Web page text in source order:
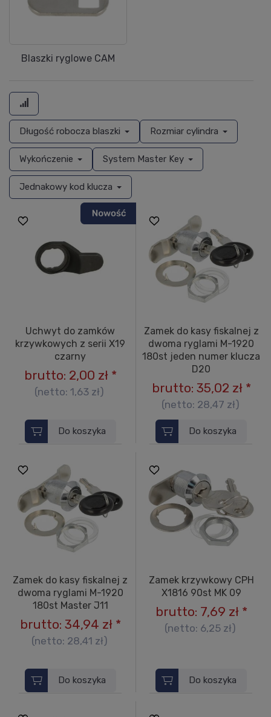
Blaszki ryglowe CAM
Długość robocza blaszki Rozmiar cylindra
Wykończenie System Master Key
Jednakowy kod klucza
Uchwyt do zamków
krzywkowych z serii X19
czarny
brutto: 2,00 zł*
(netto: 1,63 zł)
Do koszyka
Zamek do kasy fiskalnej z
dwoma ryglami M-1920
180st jeden numer klucza
D20
brutto: 35,02 zł*
(netto: 28,47 zł)
Do koszyka
Zamek do kasy fiskalnej z
dwoma ryglami M-1920
180st Master J11
brutto: 34,94 zł*
(netto: 28,41 zł)
Do koszyka
Zamek krzywkowy CPH
X1816 90st MK 09
brutto: 7,69 zł*
(netto: 6,25 zł)
Do koszyka